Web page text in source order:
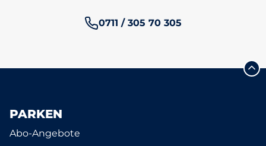
Telefonnummer:
0711 / 305 70 305
PARKEN
Abo-Angebote